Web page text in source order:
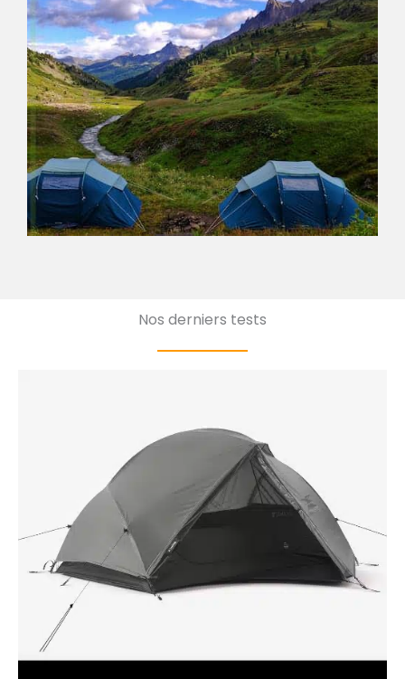
Nos derniers tests